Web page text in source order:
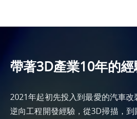
帶著3D產業10年的
2021年起初先投入到最愛的汽車
逆向工程開發經驗，從3D掃描，